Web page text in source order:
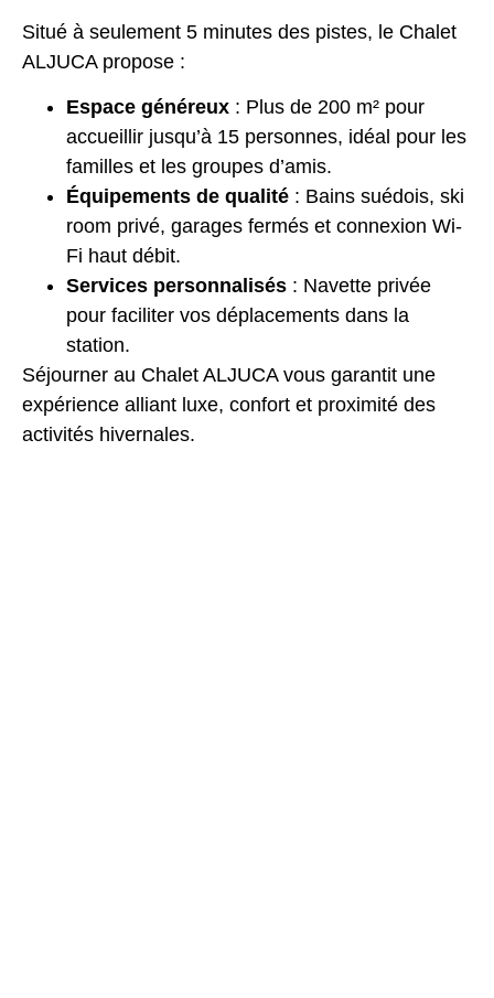
Situé à seulement 5 minutes des pistes, le Chalet
ALJUCA propose :
Espace généreux : Plus de 200 m² pour
accueillir jusqu’à 15 personnes, idéal pour les
familles et les groupes d’amis.
Équipements de qualité : Bains suédois, ski
room privé, garages fermés et connexion Wi-
Fi haut débit.
Services personnalisés : Navette privée
pour faciliter vos déplacements dans la
station.
Séjourner au Chalet ALJUCA vous garantit une
expérience alliant luxe, confort et proximité des
activités hivernales.